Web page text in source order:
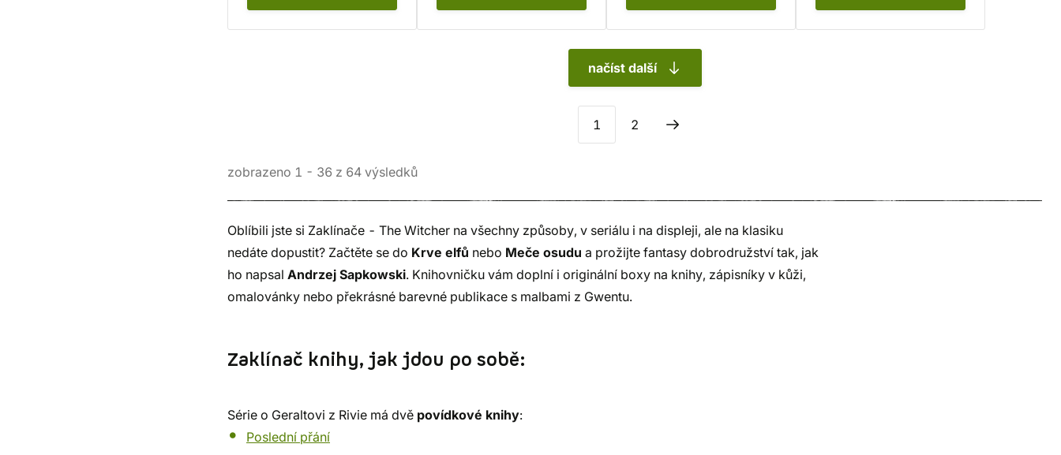
načíst další
1 2
zobrazeno 1 - 36 z 64 výsledků
Oblíbili jste si Zaklínače - The Witcher na všechny způsoby, v seriálu i na displeji, ale na klasiku
nedáte dopustit? Začtěte se do Krve elfů nebo Meče osudu a prožijte fantasy dobrodružství tak, jak
ho napsal Andrzej Sapkowski. Knihovničku vám doplní i originální boxy na knihy, zápisníky v kůži,
omalovánky nebo překrásné barevné publikace s malbami z Gwentu.
Zaklínač knihy, jak jdou po sobě:
Série o Geraltovi z Rivie má dvě povídkové knihy:
Poslední přání